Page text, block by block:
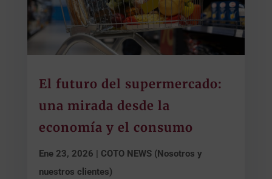
El futuro del supermercado:
una mirada desde la
economía y el consumo
Ene 23, 2026
COTO NEWS (Nosotros y
nuestros clientes)